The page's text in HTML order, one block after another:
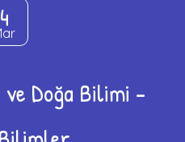
4
Doğa Bilimi –